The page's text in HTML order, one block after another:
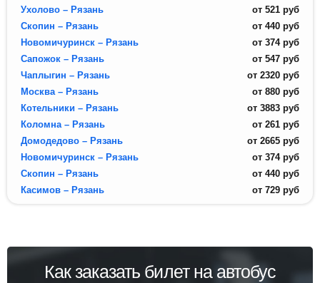
Ухолово – Рязань
от 521 руб
Скопин – Рязань
от 440 руб
Новомичуринск – Рязань
от 374 руб
Сапожок – Рязань
от 547 руб
Чаплыгин – Рязань
от 2320 руб
Москва – Рязань
от 880 руб
Котельники – Рязань
от 3883 руб
Коломна – Рязань
от 261 руб
Домодедово – Рязань
от 2665 руб
Новомичуринск – Рязань
от 374 руб
Скопин – Рязань
от 440 руб
Касимов – Рязань
от 729 руб
Как заказать билет на автобус